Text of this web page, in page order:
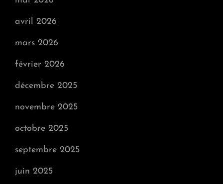
avril 2026
mars 2026
février 2026
décembre 2025
novembre 2025
octobre 2025
septembre 2025
juin 2025